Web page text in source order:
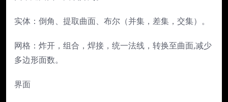
实体：倒角、提取曲面、布尔（并集，差集，交集）。
网格：炸开，组合，焊接，统一法线，转换至曲面,减少
多边形面数。
界面